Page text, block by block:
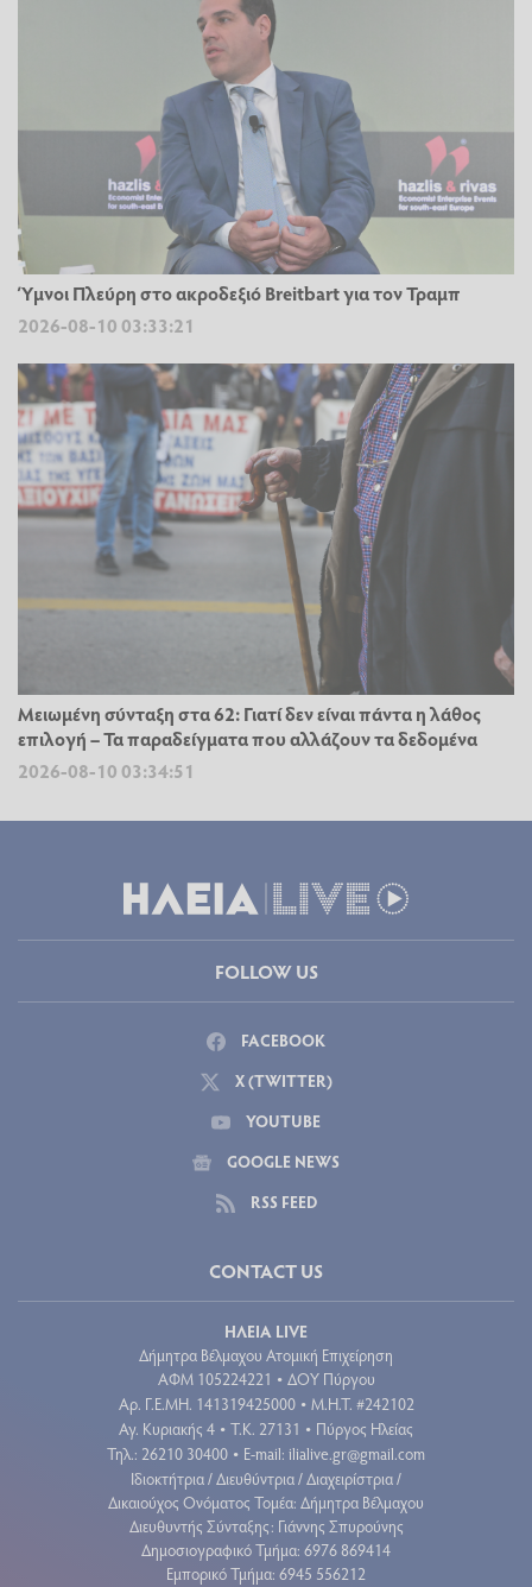
Ύμνοι Πλεύρη στο ακροδεξιό Breitbart για τον Τραμπ
2026-08-10 03:33:21
Μειωμένη σύνταξη στα 62: Γιατί δεν είναι πάντα η λάθος
επιλογή – Τα παραδείγματα που αλλάζουν τα δεδομένα
2026-08-10 03:34:51
FOLLOW US
FACEBOOK
X (TWITTER)
YOUTUBE
GOOGLE NEWS
RSS FEED
CONTACT US
ΗΛΕΙΑ LIVE
Δήμητρα Βέλμαχου Ατομική Επιχείρηση
ΑΦΜ 105224221 • ΔΟΥ Πύργου
Aρ. Γ.Ε.ΜΗ. 141319425000 • Μ.Η.Τ. #242102
Αγ. Κυριακής 4 • Τ.Κ. 27131 • Πύργος Ηλείας
Τηλ.: 26210 30400 • E-mail: ilialive.gr@gmail.com
Ιδιοκτήτρια / Διευθύντρια / Διαχειρίστρια /
Δικαιούχος Ονόματος Τομέα: Δήμητρα Βέλμαχου
Διευθυντής Σύνταξης: Γιάννης Σπυρούνης
Δημοσιογραφικό Τμήμα: 6976 869414
Εμπορικό Τμήμα: 6945 556212